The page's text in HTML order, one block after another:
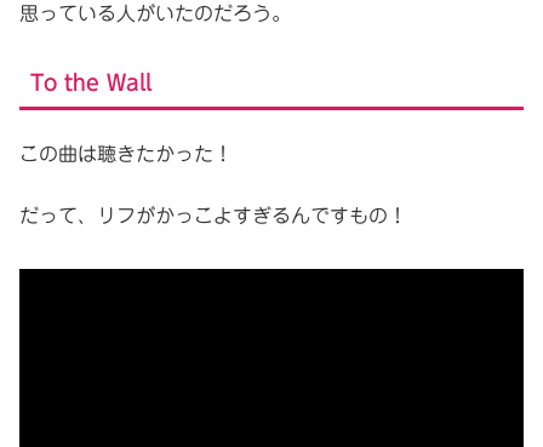
思っている人がいたのだろう。
To the Wall
この曲は聴きたかった！
だって、リフがかっこよすぎるんですもの！